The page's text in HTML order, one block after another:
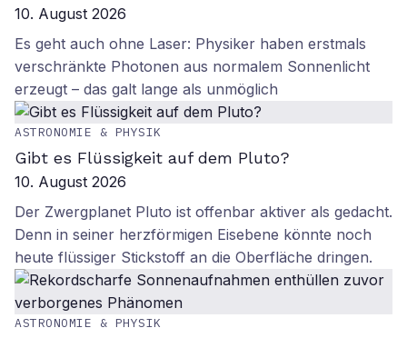
10. August 2026
Es geht auch ohne Laser: Physiker haben erstmals
verschränkte Photonen aus normalem Sonnenlicht
erzeugt – das galt lange als unmöglich
ASTRONOMIE & PHYSIK
Gibt es Flüssigkeit auf dem Pluto?
10. August 2026
Der Zwergplanet Pluto ist offenbar aktiver als gedacht.
Denn in seiner herzförmigen Eisebene könnte noch
heute flüssiger Stickstoff an die Oberfläche dringen.
ASTRONOMIE & PHYSIK